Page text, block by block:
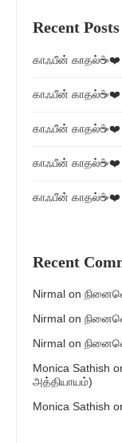
Recent Posts
காஃபீன் காதல்☕❤️
காஃபீன் காதல்☕❤️
காஃபீன் காதல்☕❤️
காஃபீன் காதல்☕❤️
காஃபீன் காதல்☕❤️
Recent
Nirmal on
Nirmal on
Nirmal on
Monica Sathish
அத்தியாயம்)
Monica Sathish